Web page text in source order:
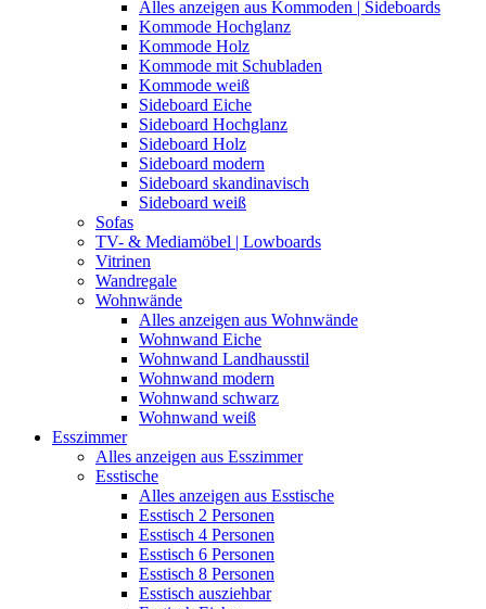
Alles anzeigen aus Kommoden | Sideboards
Kommode Hochglanz
Kommode Holz
Kommode mit Schubladen
Kommode weiß
Sideboard Eiche
Sideboard Hochglanz
Sideboard Holz
Sideboard modern
Sideboard skandinavisch
Sideboard weiß
Sofas
TV- & Mediamöbel | Lowboards
Vitrinen
Wandregale
Wohnwände
Alles anzeigen aus Wohnwände
Wohnwand Eiche
Wohnwand Landhausstil
Wohnwand modern
Wohnwand schwarz
Wohnwand weiß
Esszimmer
Alles anzeigen aus Esszimmer
Esstische
Alles anzeigen aus Esstische
Esstisch 2 Personen
Esstisch 4 Personen
Esstisch 6 Personen
Esstisch 8 Personen
Esstisch ausziehbar